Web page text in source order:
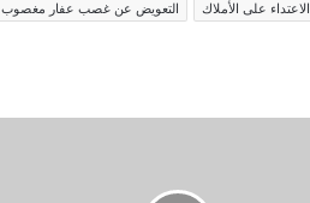
الاعتداء على الأملاك التعويض عن غصب عفار مغصوب